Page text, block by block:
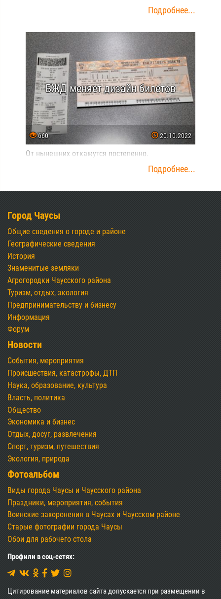
Подробнее...
БЖД меняет дизайн билетов
660 20.10.2022
От нынешних откажутся постепенно.
Подробнее...
Город Чаусы
Общие сведения о городе и районе
Географические сведения
История
Знаменитые земляки
Агрогородки Чаусского района
Туризм, отдых, экология
Предпринимательству и бизнесу
Информация
Форум
Новости
События, мероприятия
Происшествия, катастрофы, ДТП
Наука, образование, культура
Власть, политика
Общество
Экономика и бизнес
Отдых, досуг, развлечения
Спорт, туризм, путешествия
Экология, природа
Фотоальбом
Виды города Чаусы и Чаусского района
Праздники, мероприятия, события
Воинские захоронения в Чаусах и Чаусском районе
Старые фотографии города Чаусы
Обои для рабочего стола
Профили в соц-сетях:
Цитирование материалов сайта допускается при размещении в